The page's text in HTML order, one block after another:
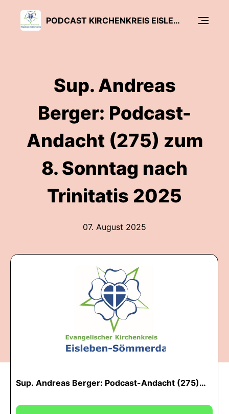
PODCAST KIRCHENKREIS EISLEBEN-SÖMMERDA
Sup. Andreas
Berger: Podcast-
Andacht (275) zum
8. Sonntag nach
Trinitatis 2025
07. August 2025